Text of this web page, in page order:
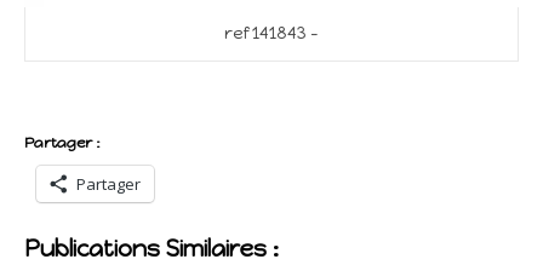
ref 141843 –
Partager :
Partager
Publications Similaires :